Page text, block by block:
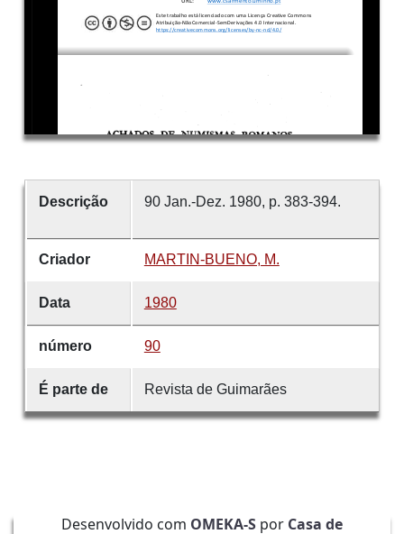
Descrição 90 Jan.-Dez. 1980, p. 383-394.
Criador MARTIN-BUENO, M.
Data 1980
número 90
É parte de Revista de Guimarães
Desenvolvido com OMEKA-S por Casa de